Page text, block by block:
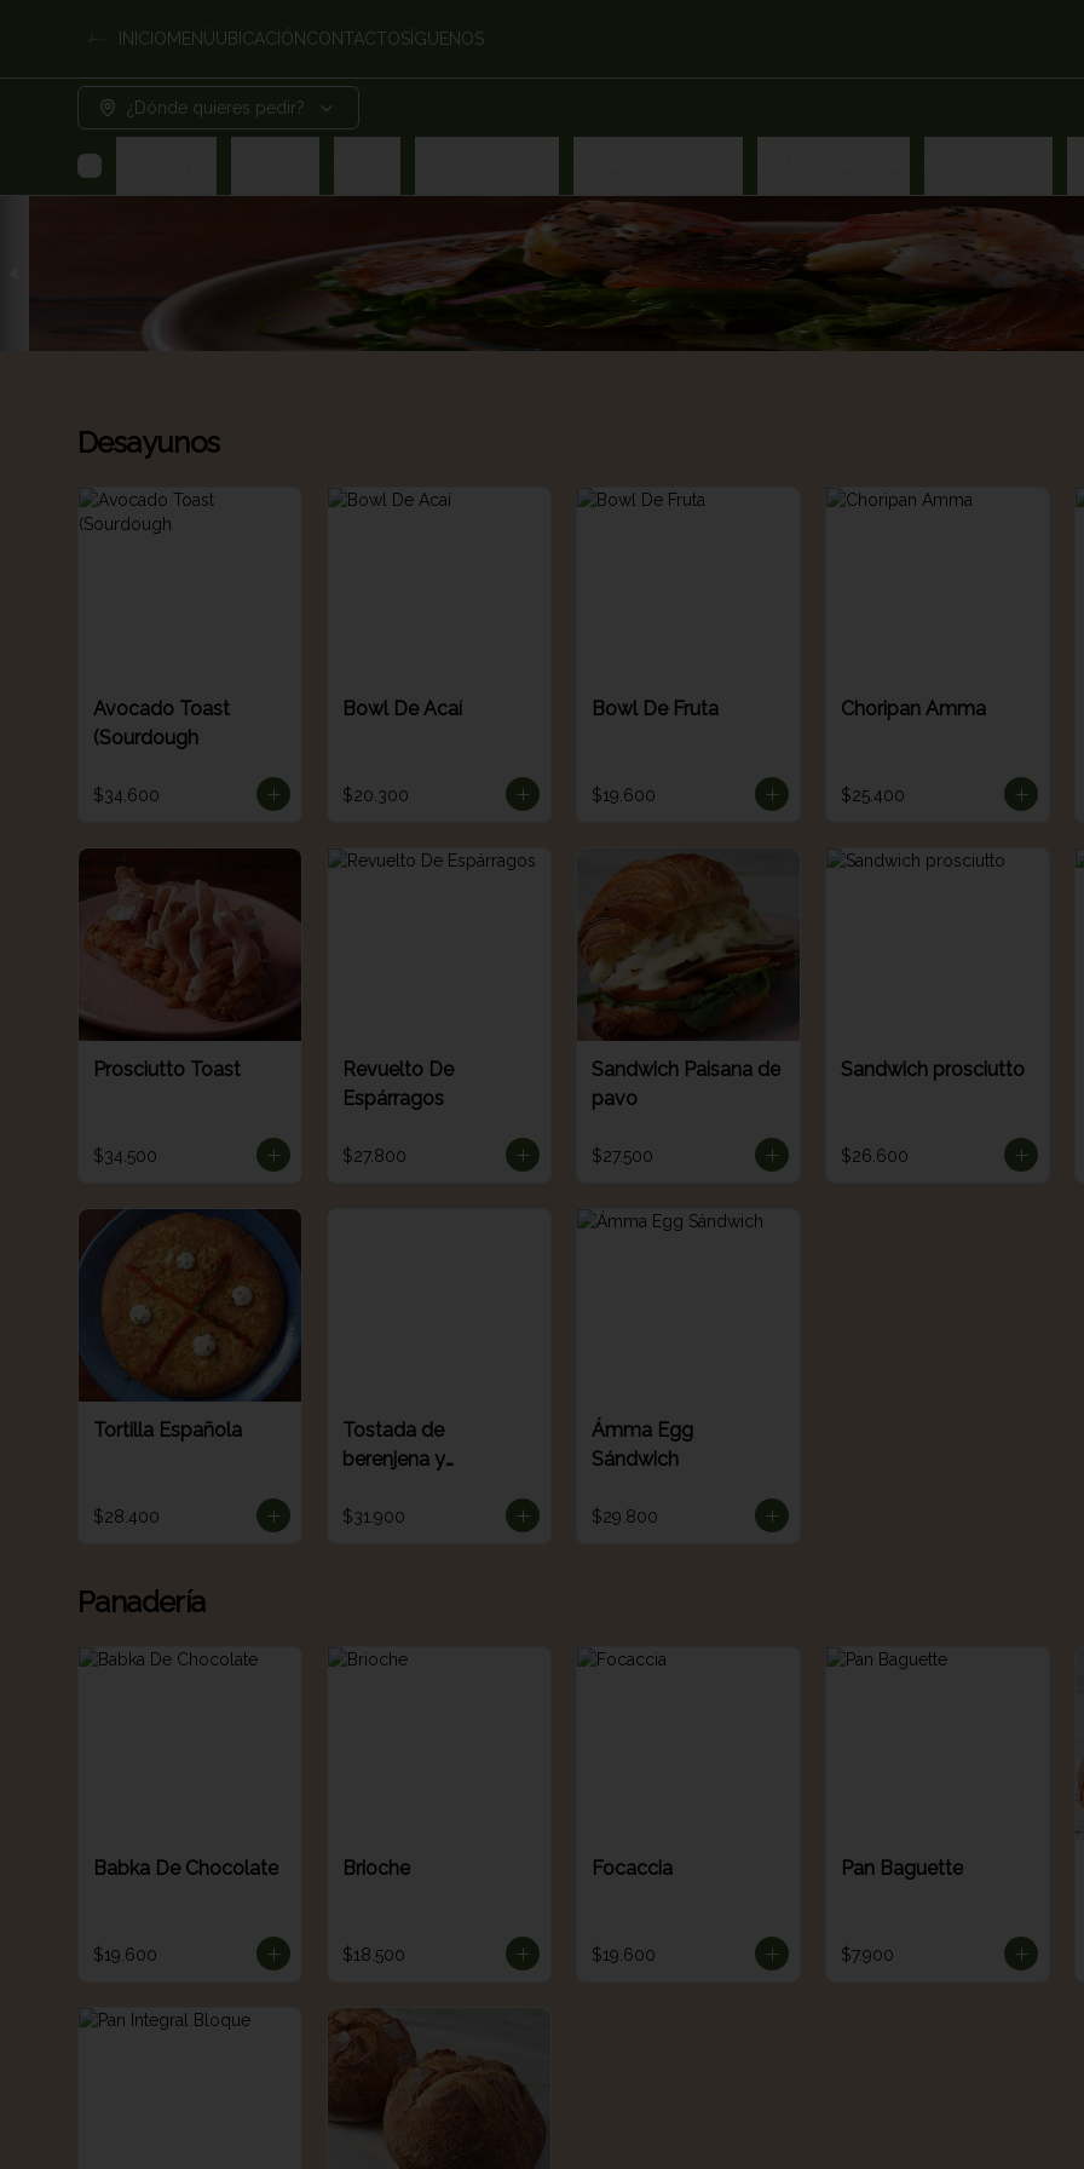
INICIOMENÚUBICACIÓNCONTACTOSÍGUENOS
¿Dónde quieres pedir?
Desayunos
Avocado Toast
(Sourdough
$34.600
Bowl De Acaí
$20.300
Bowl De Fruta
$19.600
Choripan Amma
$25.400
Prosciutto Toast
$34.500
Revuelto De
Espárragos
$27.800
Sandwich Paisana de
pavo
$27.500
Sandwich prosciutto
$26.600
Tortilla Española
$28.400
Tostada de
berenjena y
(Sourdough)
$31.900
Ámma Egg
Sándwich
$29.800
Panadería
Babka De Chocolate
$19.600
Brioche
$18.500
Focaccia
$19.600
Pan Baguette
$7.900